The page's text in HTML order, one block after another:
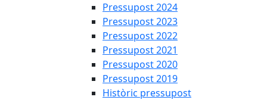
Pressupost 2024
Pressupost 2023
Pressupost 2022
Pressupost 2021
Pressupost 2020
Pressupost 2019
Històric pressupost